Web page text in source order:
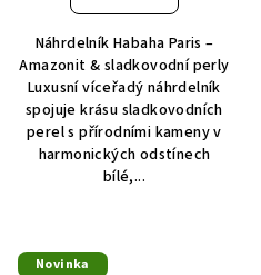
Náhrdelník Habaha Paris –
Amazonit & sladkovodní perly
Luxusní víceřadý náhrdelník
spojuje krásu sladkovodních
perel s přírodními kameny v
harmonických odstínech
bílé,...
Novinka